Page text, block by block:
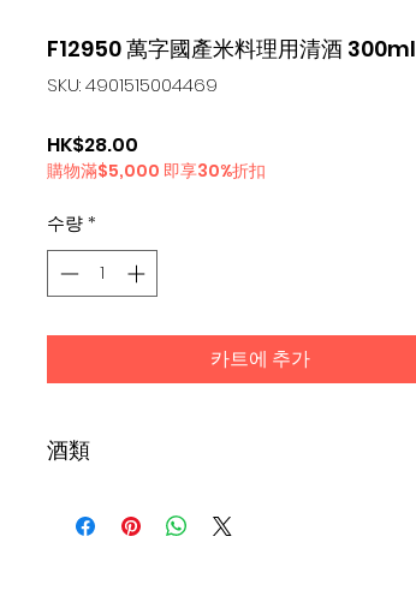
F12950 萬字國產米料理用清酒 300ml
SKU: 4901515004469
HK$28.00
격
購物滿$5,000 即享30%折扣
수량*
카트에 추가
酒類